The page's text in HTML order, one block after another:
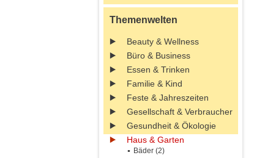
Themenwelten
Beauty & Wellness
Büro & Business
Essen & Trinken
Familie & Kind
Feste & Jahreszeiten
Gesellschaft & Verbraucher
Gesundheit & Ökologie
Haus & Garten
Bäder (2)